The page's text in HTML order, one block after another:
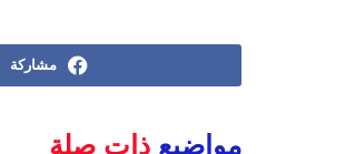
مشاركة
مواضيع ذات صلة